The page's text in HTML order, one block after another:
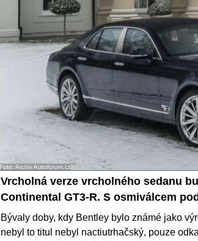
Foto: Archiv Autoforum.cz
Vrcholná verze vrcholného sedanu
Continental GT3-R. S osmiválcem
Bývaly doby, kdy Bentley bylo známé jako
nebyl to titul nebyl nactiutrhačský, pouze